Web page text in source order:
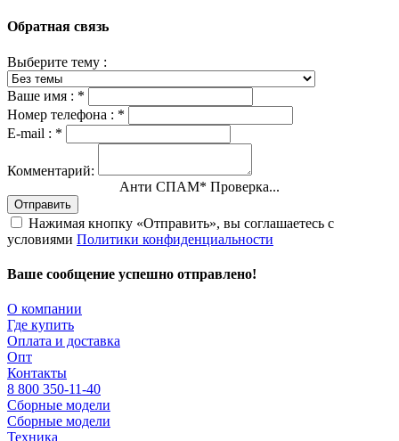
Обратная связь
Выберите тему :
Ваше имя : *
Номер телефона : *
E-mail : *
Комментарий:
Анти СПАМ* Проверка...
Отправить
Нажимая кнопку «Отправить», вы соглашаетесь с
условиями Политики конфиденциальности
Ваше сообщение успешно отправлено!
О компании
Где купить
Оплата и доставка
Опт
Контакты
8 800 350-11-40
Сборные модели
Сборные модели
Техника